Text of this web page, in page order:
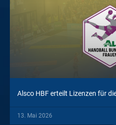
Alsco HBF erteilt Lizenzen für
13. Mai 2026